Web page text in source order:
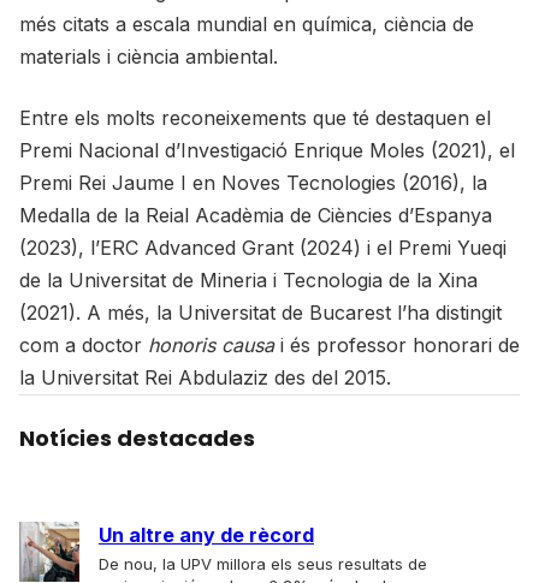
més citats a escala mundial en química, ciència de
materials i ciència ambiental.
Entre els molts reconeixements que té destaquen el
Premi Nacional d’Investigació Enrique Moles (2021), el
Premi Rei Jaume I en Noves Tecnologies (2016), la
Medalla de la Reial Acadèmia de Ciències d’Espanya
(2023), l’ERC Advanced Grant (2024) i el Premi Yueqi
de la Universitat de Mineria i Tecnologia de la Xina
(2021). A més, la Universitat de Bucarest l’ha distingit
com a doctor honoris causai és professor honorari de
la Universitat Rei Abdulaziz des del 2015.
Notícies destacades
Un altre any de rècord
De nou, la UPV millora els seus resultats de